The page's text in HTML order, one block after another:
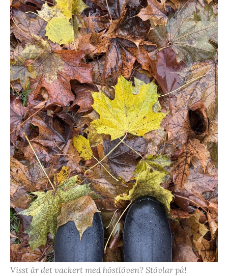
Visst är det vackert med höstlöven? Stövlar på!